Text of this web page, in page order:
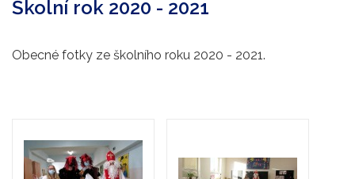
Školní rok 2020 - 2021
Obecné fotky ze školního roku 2020 - 2021.